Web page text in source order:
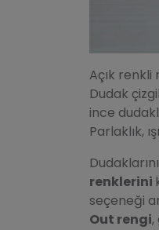
Açık
Dudak
ince
Parlaklık,
renklerini
seçeneği
Out rengi,